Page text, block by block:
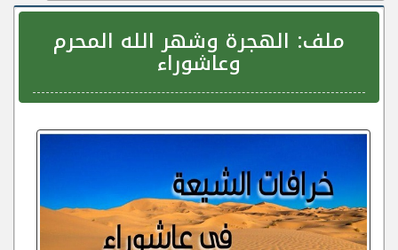
ملف: الهجرة وشهر الله المحرم
وعاشوراء